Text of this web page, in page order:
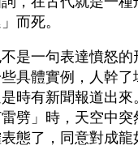
而死。
是一句表達憤怒的
具體實例，人幹了
時有新聞報道出來
劈」時，天空中突
態了，同意對成龍